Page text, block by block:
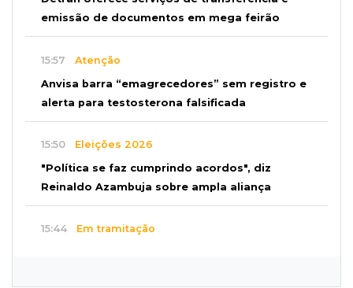
emissão de documentos em mega feirão
15:57 Atenção
Anvisa barra “emagrecedores” sem registro e
alerta para testosterona falsificada
15:50 Eleições 2026
"Política se faz cumprindo acordos", diz
Reinaldo Azambuja sobre ampla aliança
15:44 Em tramitação